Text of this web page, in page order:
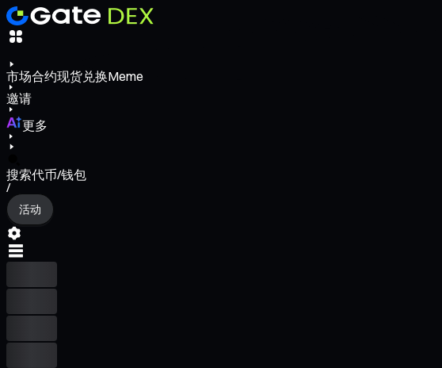
市场合约现货兑换Meme
邀请
更多
搜索代币/钱包
/
活动